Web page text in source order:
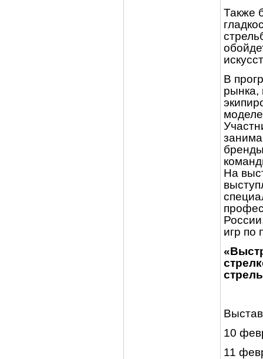
Также
В
рынка,
На
игр по
10
11